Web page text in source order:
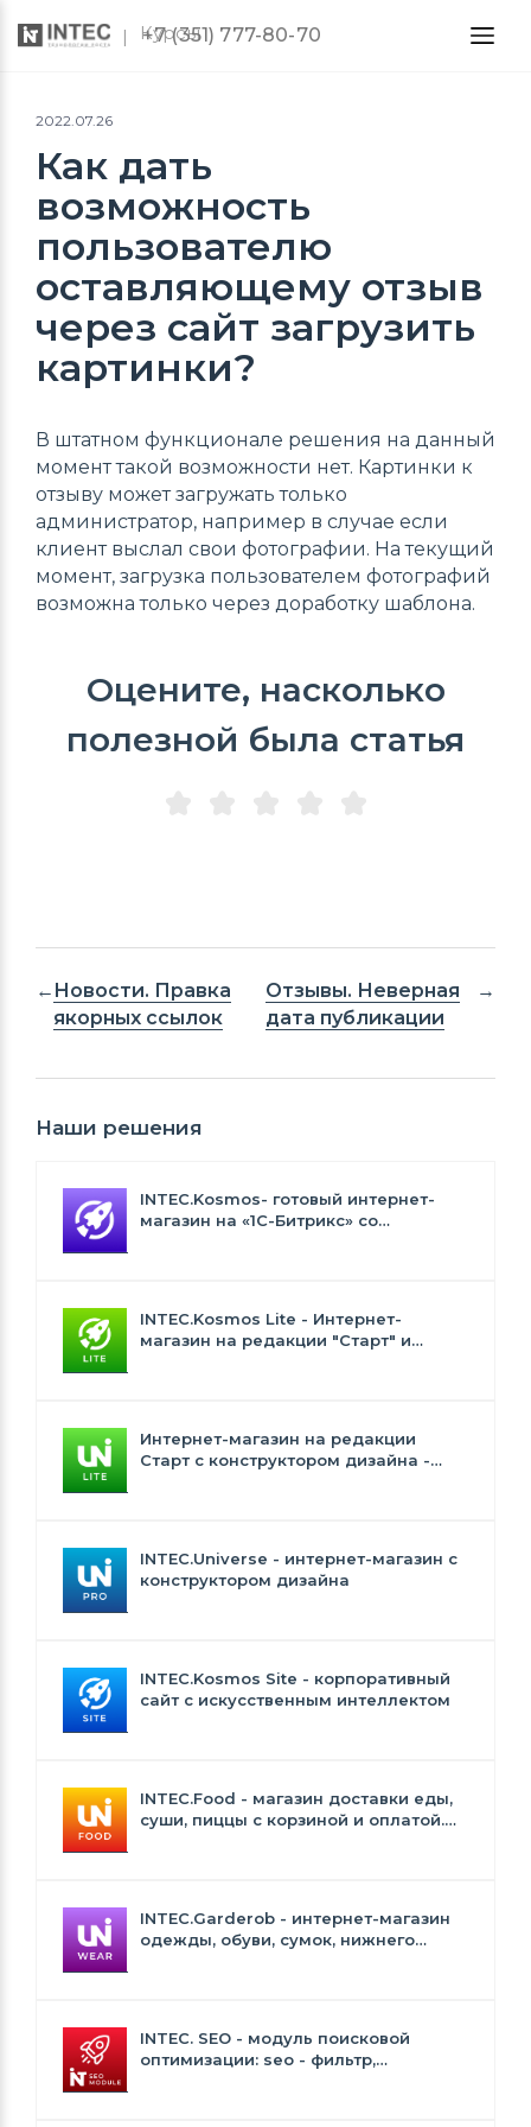
Курсы
+7 (351) 777-80-70
2022.07.26
Как дать
возможность
пользователю
оставляющему отзыв
через сайт загрузить
картинки?
В штатном функционале решения на данный
момент такой возможности нет. Картинки к
отзыву может загружать только
администратор, например в случае если
клиент выслал свои фотографии. На текущий
момент, загрузка пользователем фотографий
возможна только через доработку шаблона.
Оцените, насколько
полезной была статья
Новости. Правка
якорных ссылок
Отзывы. Неверная
дата публикации
Наши решения
INTEC.Kosmos- готовый интернет-
магазин на «1С-Битрикс» со
INTEC.Kosmos Lite - Интернет-
магазин на редакции "Старт" и
Интернет-магазин на редакции
Старт с конструктором дизайна -
INTEC.Universe - интернет-магазин с
конструктором дизайна
INTEC.Kosmos Site - корпоративный
сайт с искусственным интеллектом
INTEC.Food - магазин доставки еды,
суши, пиццы с корзиной и оплатой.
INTEC.Garderob - интернет-магазин
одежды, обуви, сумок, нижнего
INTEC. SEO - модуль поисковой
оптимизации: seo - фильтр,